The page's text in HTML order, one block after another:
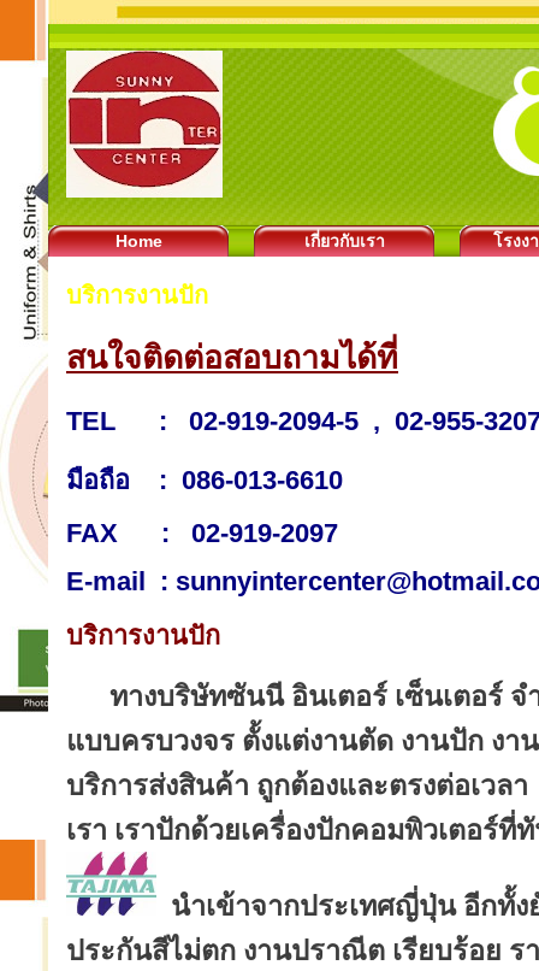
Home เกี่ยวกับเรา โรงง
บริการงานปัก
สนใจติดต่อสอบถามได้ที่
TEL : 02-919-2094-5 , 02-955-
มือถือ : 086-013-6610
FAX : 02-919-2097
E-mail :
บริการงานปัก
ทางบริษัทซันนี อินเตอร์ เซ็นเตอร์ จ
แบบครบวงจร ตั้งแต่งานตัด งานปัก งา
บริการส่งสินค้า ถูกต้องและตรงต่อเวล
เรา เราปักด้วยเครื่องปักคอมพิวเตอร์
นำเข้าจากประเทศญี่ปุ่น อีกทั้ง
ประกันสีไม่ตก งานปราณีต เรียบร้อย ร